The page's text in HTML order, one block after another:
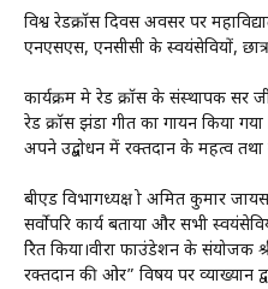
विश्व रेडक्रॉस दिवस अवसर पर
एनएसएस, एनसीसी के स्वयंसेवियों,
कार्यक्रम मे रेड क्रॉस के संस्थापक सर
रेड क्रॉस झंडा गीत का गायन किया गया l
अपने उद्बोधन में रक्तदान के महत्व तथा
बीएड विभागध्यक्ष प्रो अमित कुमार
सर्वोपरि कार्य बताया और सभी
प्रेरित किया।वीरा फाउंडेशन के संयोजक
रक्तदान की ओर” विषय पर व्याख्यान